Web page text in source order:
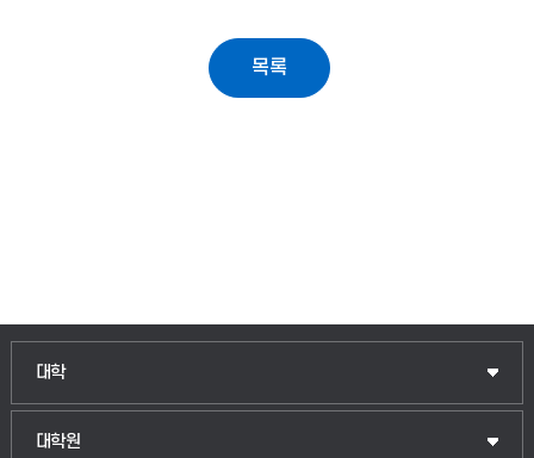
대학
인문융합공공인재학부
법경영학부
대학원
일반대학원